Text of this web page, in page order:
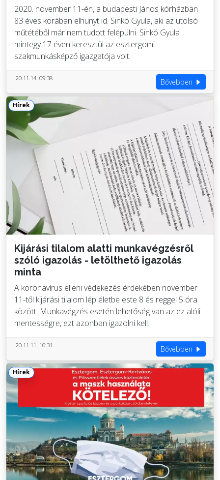
2020. november 11-én, a budapesti János kórházban
83 éves korában elhunyt id. Sinkó Gyula, aki az utolsó
műtétéből már nem tudott felépülni. Sinkó Gyula
mintegy 17 éven keresztül az esztergomi
szakmunkásképző igazgatója volt.
'20.11.14. 09:38 Bővebben
Hírek
Kijárási tilalom alatti munkavégzésről
szóló igazolás - letölthető igazolás
minta
A koronavírus elleni védekezés érdekében november
11-től kijárási tilalom lép életbe este 8 és reggel 5 óra
között. Munkavégzés esetén lehetőség van az ez alóli
mentességre, ezt azonban igazolni kell.
'20.11.11. 10:31 Bővebben
Hírek